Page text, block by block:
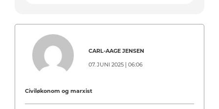
CARL-AAGE JENSEN
07. JUNI 2025 | 06:06
Civiløkonom og marxist